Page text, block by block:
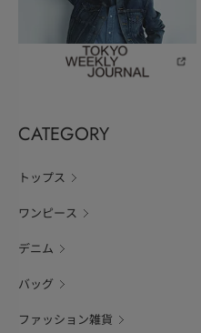
CATEGORY
トップス
ワンピース
デニム
バッグ
ファッション雑貨